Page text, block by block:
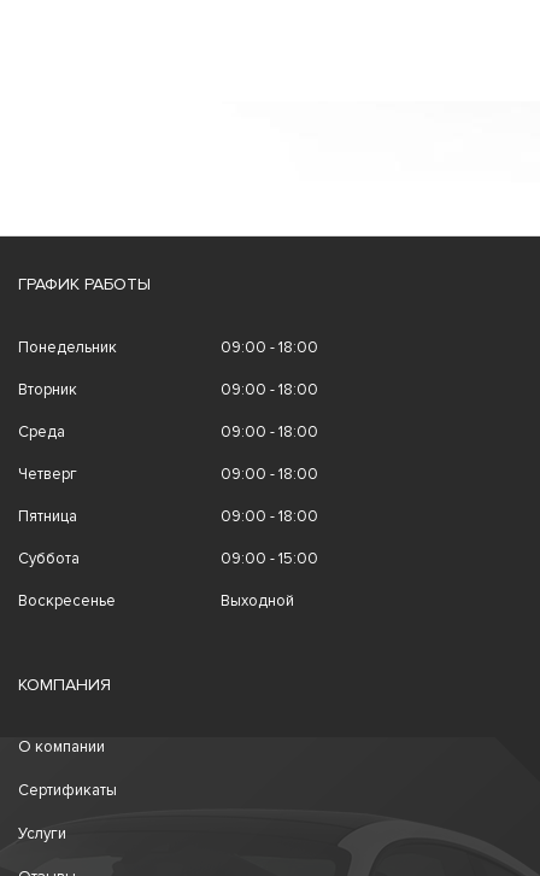
ГРАФИК РАБОТЫ
Понедельник 09:00 - 18:00
Вторник 09:00 - 18:00
Среда 09:00 - 18:00
Четверг 09:00 - 18:00
Пятница 09:00 - 18:00
Суббота 09:00 - 15:00
Воскресенье Выходной
КОМПАНИЯ
О компании
Сертификаты
Услуги